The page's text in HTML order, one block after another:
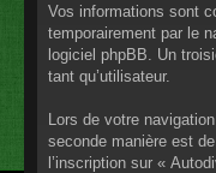
Vos informations sont
temporairement par le
logiciel phpBB. Un
tant qu’utilisateur.
Lors de votre
seconde manière est
l’inscription sur «